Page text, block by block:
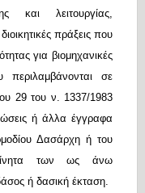
και λειτουργίας,
πράξεις που
για βιομηχανικές
περιλαμβάνονται σε
29 του ν. 1337/1983
ή άλλα έγγραφα
Δασάρχη ή του
των ως άνω
ή δασική έκταση.